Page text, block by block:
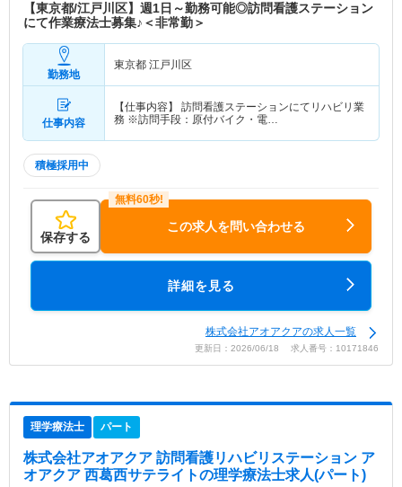
【東京都/江戸川区】週1日～勤務可能◎訪問看護ステーション
にて作業療法士募集♪＜非常勤＞
勤務地
東京都 江戸川区
仕事内容
【仕事内容】 訪問看護ステーションにてリハビリ業
務 ※訪問手段：原付バイク・電…
積極採用中
保存する
この求人を問い合わせる
詳細を見る
株式会社アオアクアの求人一覧
更新日：2026/06/18 求人番号：10171846
理学療法士 パート
株式会社アオアクア 訪問看護リハビリステーション ア
オアクア 西葛西サテライトの理学療法士求人(パート)